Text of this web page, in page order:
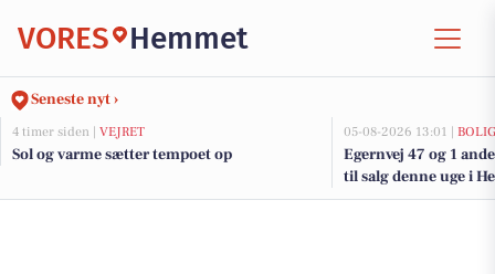
VORES Hemmet
Seneste nyt ›
4 timer siden | VEJRET
Sol og varme sætter tempoet op
05-08-2026 13:01 |
Egernvej 47 og 1
til salg denne uge i
her.